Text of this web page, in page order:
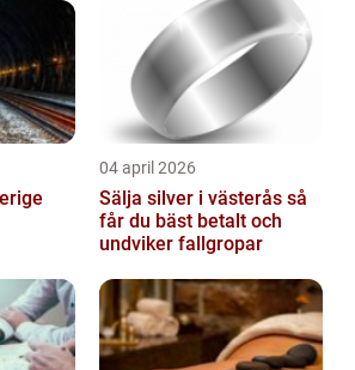
04 april 2026
Sälja silver i västerås så
får du bäst betalt och
undviker fallgropar